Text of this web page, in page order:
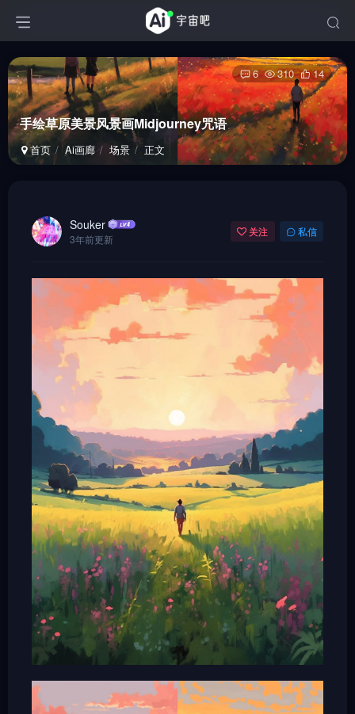
手绘草原美景风景画Midjourney咒语
首页 Ai画廊 场景 正文
6 310 14
Souker
3年前更新
关注 私信